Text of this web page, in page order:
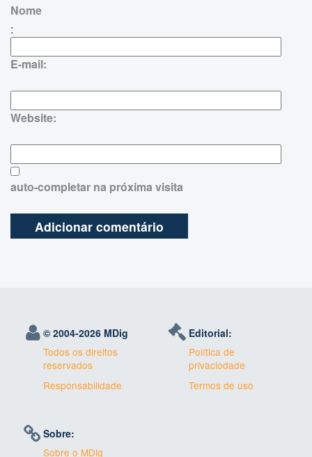
Nome
:
E-mail:
Website:
auto-completar na próxima visita
© 2004-2026 MDig
Todos os direitos
reservados
Responsabilidade
Editorial:
Política de
privaciodade
Termos de uso
Sobre:
Sobre o MDig